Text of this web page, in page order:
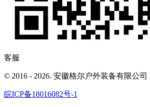
客服
© 2016 - 2026. 安徽格尔户外装备有限公司
皖ICP备18016082号-1